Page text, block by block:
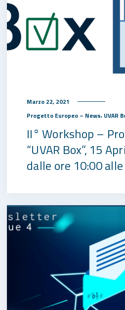
Marzo 22, 2021
Progetto Europeo – News, UVAR
II° Workshop –
“UVAR Box”, 15
dalle ore 10:00